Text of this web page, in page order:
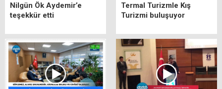
Nilgün Ök Aydemir’e
teşekkür etti
Termal Turizmle Kış
Turizmi buluşuyor